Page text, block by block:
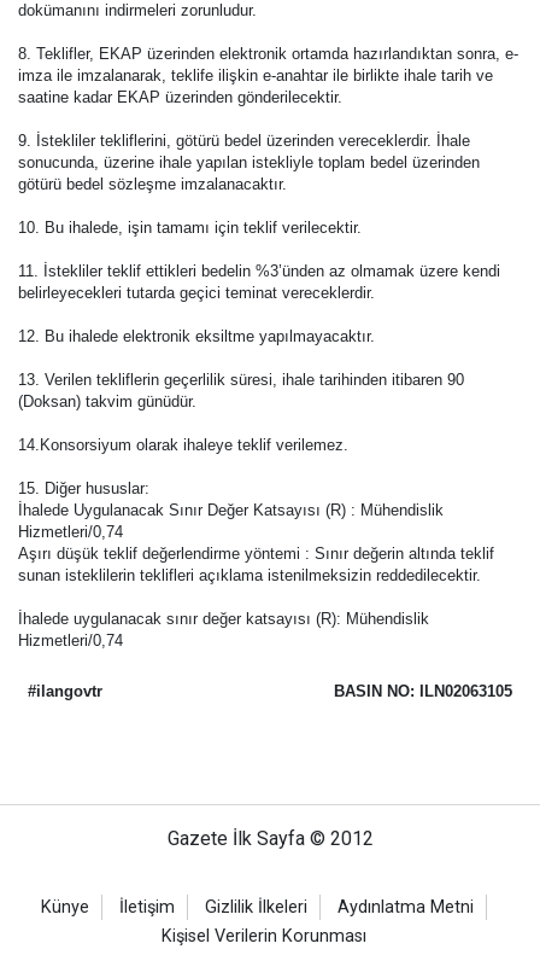
dokümanını indirmeleri zorunludur.
8. Teklifler, EKAP üzerinden elektronik ortamda hazırlandıktan sonra, e-
imza ile imzalanarak, teklife ilişkin e-anahtar ile birlikte ihale tarih ve
saatine kadar EKAP üzerinden gönderilecektir.
9. İstekliler tekliflerini, götürü bedel üzerinden vereceklerdir. İhale
sonucunda, üzerine ihale yapılan istekliyle toplam bedel üzerinden
götürü bedel sözleşme imzalanacaktır.
10. Bu ihalede, işin tamamı için teklif verilecektir.
11. İstekliler teklif ettikleri bedelin %3’ünden az olmamak üzere kendi
belirleyecekleri tutarda geçici teminat vereceklerdir.
12. Bu ihalede elektronik eksiltme yapılmayacaktır.
13. Verilen tekliflerin geçerlilik süresi, ihale tarihinden itibaren 90
(Doksan) takvim günüdür.
14.Konsorsiyum olarak ihaleye teklif verilemez.
15. Diğer hususlar:
İhalede Uygulanacak Sınır Değer Katsayısı (R) : Mühendislik
Hizmetleri/0,74
Aşırı düşük teklif değerlendirme yöntemi : Sınır değerin altında teklif
sunan isteklilerin teklifleri açıklama istenilmeksizin reddedilecektir.
İhalede uygulanacak sınır değer katsayısı (R): Mühendislik
Hizmetleri/0,74
#ilangovtr BASIN NO: ILN02063105
Gazete İlk Sayfa © 2012
Künye İletişim Gizlilik İlkeleri
Aydınlatma Metni
Kişisel Verilerin Korunması